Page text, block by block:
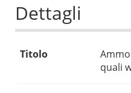
Dettagli
Titolo
quali